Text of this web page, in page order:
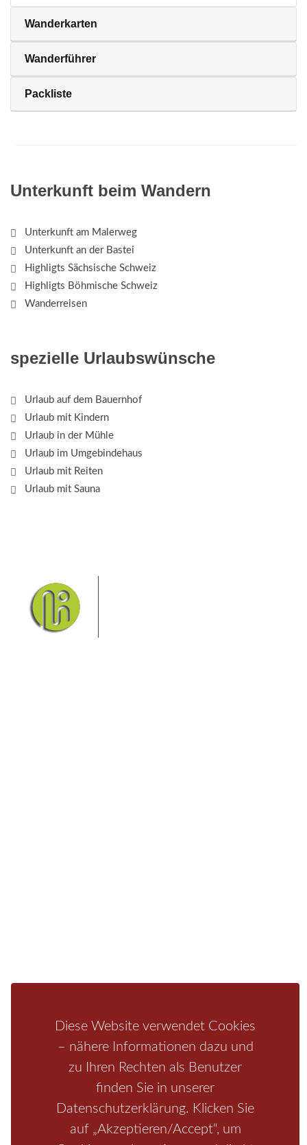
Diese Website verwendet Cookies
– nähere Informationen dazu und
zu Ihren Rechten als Benutzer
finden Sie in unserer
Datenschutzerklärung. Klicken Sie
auf „Akzeptieren/Accept“, um
Wanderkarten
Wanderführer
Packliste
Unterkunft beim Wandern
Unterkunft am Malerweg
Unterkunft an der Bastei
Highligts Sächsische Schweiz
Highligts Böhmische Schweiz
Wanderreisen
spezielle Urlaubswünsche
Urlaub auf dem Bauernhof
Urlaub mit Kindern
Urlaub in der Mühle
Urlaub im Umgebindehaus
Urlaub mit Reiten
Urlaub mit Sauna